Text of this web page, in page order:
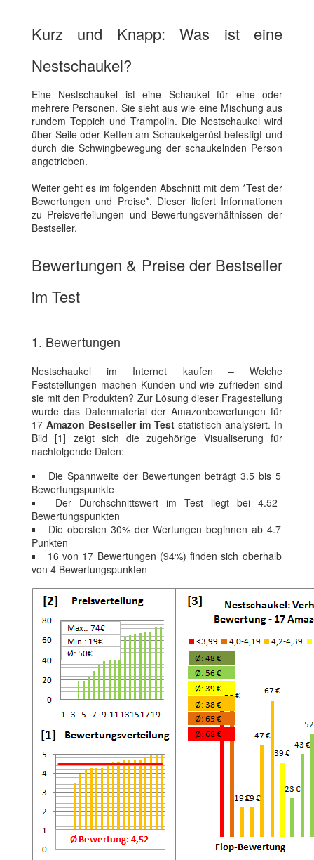
Kurz und Knapp: Was ist eine
Nestschaukel?
Eine Nestschaukel ist eine Schaukel für eine oder
mehrere Personen. Sie sieht aus wie eine Mischung aus
rundem Teppich und Trampolin. Die Nestschaukel wird
über Seile oder Ketten am Schaukelgerüst befestigt und
durch die Schwingbewegung der schaukelnden Person
angetrieben.
Weiter geht es im folgenden Abschnitt mit dem *Test der
Bewertungen und Preise*. Dieser liefert Informationen
zu Preisverteilungen und Bewertungsverhältnissen der
Bestseller.
Bewertungen & Preise der Bestseller
im Test
1. Bewertungen
Nestschaukel im Internet kaufen – Welche
Feststellungen machen Kunden und wie zufrieden sind
sie mit den Produkten? Zur Lösung dieser Fragestellung
wurde das Datenmaterial der Amazonbewertungen für
17 Amazon Bestseller im Test statistisch analysiert. In
Bild [1] zeigt sich die zugehörige Visualiserung für
nachfolgende Daten:
Die Spannweite der Bewertungen beträgt 3.5 bis 5
Bewertungspunkte
Der Durchschnittswert im Test liegt bei 4.52
Bewertungspunkten
Die obersten 30% der Wertungen beginnen ab 4.7
Punkten
16 von 17 Bewertungen (94%) finden sich oberhalb
von 4 Bewertungspunkten